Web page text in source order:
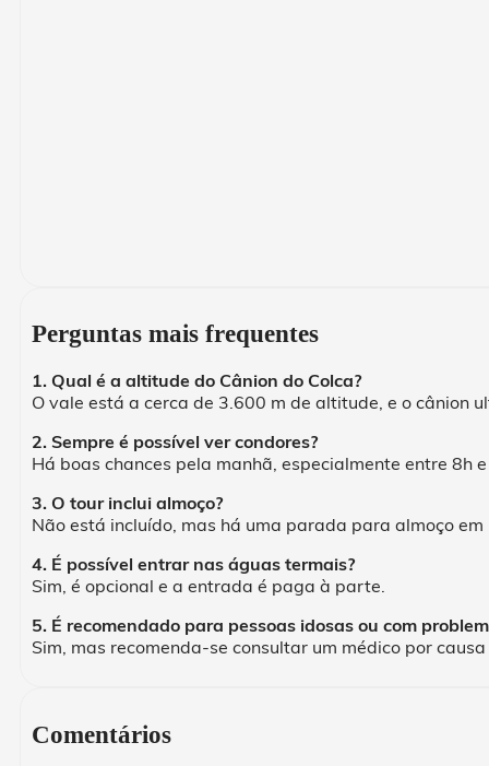
Perguntas mais frequentes
1. Qual é a altitude do Cânion do Colca?
O vale está a cerca de 3.600 m de altitude, e o cânion
2. Sempre é possível ver condores?
Há boas chances pela manhã, especialmente entre 8h
3. O tour inclui almoço?
Não está incluído, mas há uma parada para almoço em
4. É possível entrar nas águas termais?
Sim, é opcional e a entrada é paga à parte.
5. É recomendado para pessoas idosas ou com
Sim, mas recomenda-se consultar um médico por
Comentários